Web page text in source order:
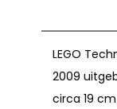
LEGO
2009
circa 19